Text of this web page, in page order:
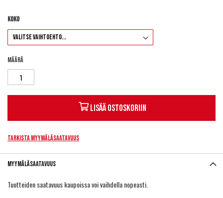
Koko
Määrä
Lisää ostoskoriin
Tarkista myymäläsaatavuus
Myymäläsaatavuus
Tuotteiden saatavuus kaupoissa voi vaihdella nopeasti.